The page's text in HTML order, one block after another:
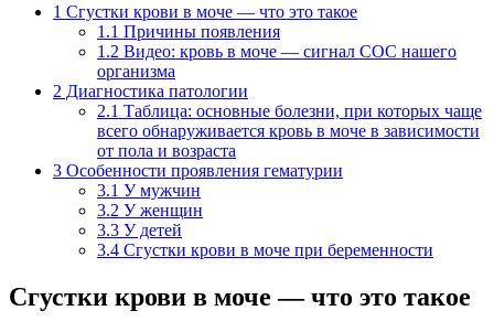
1 Сгустки крови в моче — что это такое
1.1 Причины появления
1.2 Видео: кровь в моче — сигнал СОС нашего
организма
2 Диагностика патологии
2.1 Таблица: основные болезни, при которых чаще
всего обнаруживается кровь в моче в зависимости
от пола и возраста
3 Особенности проявления гематурии
3.1 У мужчин
3.2 У женщин
3.3 У детей
3.4 Сгустки крови в моче при беременности
Сгустки крови в моче — что это такое